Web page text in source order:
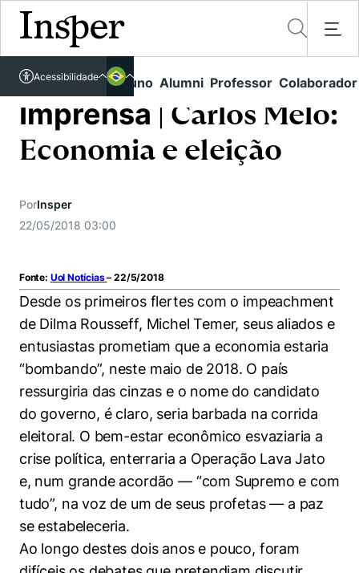
Links rápidos Aluno Alumni Professor Colaborador
Acessibilidade
Acessível em libras
Vestibular
Todas as Engenharias
Engenharia de Computação
Engenharia de Produção
Engenharia Mecânica
Pós-Graduação
Direito
Educação Executiva
Quem Somos
Campus
Núcleo de Carreiras
Hub de Inovação e Empreendedorismo
Como funciona
Prêmio Duda Ermírio de Moraes
Como funciona
Resolução Eficaz de Problemas
Oportunidade de Negócios
Women in Action
Trabalhe conosco
Sala de Imprensa
Missão
Lista de doadores
Pesquisa
Centros de Conhecimento
Cátedras
Centro de Dados e IA
Biblioteca Telles
Repositório Institucional
Pesquisa na Graduação
Seminários Acadêmicos
Comitê de Ética em Pesquisa
Carreiras e Cursos
Eventos
Notícias
Youtube
Instagram
Linkedin
Unidades Acadêmicas
Gestão e Economia
Engenharia e Ciência da Computação
Direito
Corpo Docente
Busca por docentes
Áreas de Conhecimento
Prêmios de Excelência
Ensino e aprendizagem
Fale Conosco
Atendimento
Visite o Insper
Canal de Ética
Ouvidoria
Portal da Privacidade
Imprensa | Carlos Melo:
Economia e eleição
PorInsper
22/05/2018 03:00
Fonte: Uol Notícias– 22/5/2018
Desde os primeiros flertes com o impeachment
de Dilma Rousseff, Michel Temer, seus aliados e
entusiastas prometiam que a economia estaria
“bombando”, neste maio de 2018. O país
ressurgiria das cinzas e o nome do candidato
do governo, é claro, seria barbada na corrida
eleitoral. O bem-estar econômico esvaziaria a
crise política, enterraria a Operação Lava Jato
e, num grande acordão — “com Supremo e com
tudo”, na voz de um de seus profetas — a paz
se estabeleceria.
Ao longo destes dois anos e pouco, foram